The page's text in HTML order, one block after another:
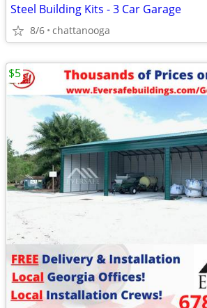
Steel Building Kits - 3 Car Garage
8/6 chattanooga
$5